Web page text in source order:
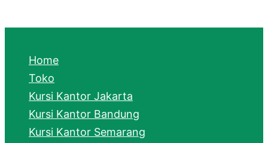
r
h
Home
Toko
Kursi Kantor Jakarta
Kursi Kantor Bandung
Kursi Kantor Semarang